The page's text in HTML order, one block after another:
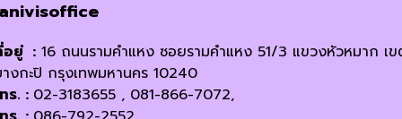
อยู่ : 16 ถนนรามคำแหง ซอยรามคำแหง 51/3 แขวงหัวหมาก เ
งกะปิ กรุงเทพมหานคร 10240
ร. : 02-3183655 , 081-866-7072,